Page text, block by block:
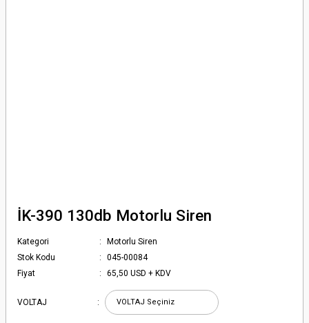
İK-390 130db Motorlu Siren
Kategori
Motorlu Siren
Stok Kodu
045-00084
Fiyat
65,50 USD + KDV
VOLTAJ